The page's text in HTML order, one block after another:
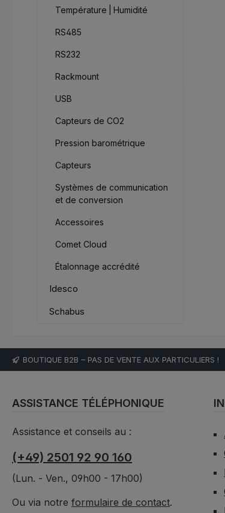
Température | Humidité
RS485
RS232
Rackmount
USB
Capteurs de CO2
Pression barométrique
Capteurs
Systèmes de communication
et de conversion
Accessoires
Comet Cloud
Étalonnage accrédité
Idesco
Schabus
BOUTIQUE B2B – PAS DE VENTE AUX PARTICULIERS !
ASSISTANCE TÉLÉPHONIQUE
Assistance et conseils au :
(+49) 2501 92 90 160
(Lun. - Ven., 09h00 - 17h00)
Ou via notre formulaire de contact.